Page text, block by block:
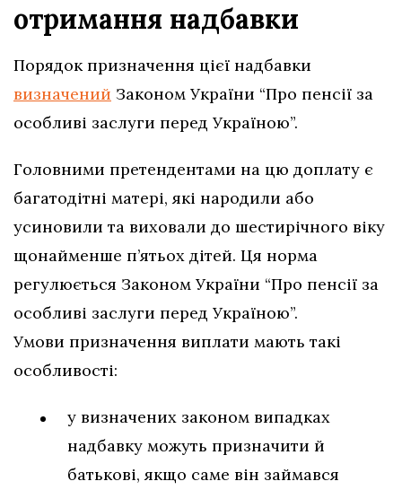
отримання надбавки
Порядок призначення цієї надбавки
визначений Законом України “Про пенсії за
особливі заслуги перед Україною”.
Головними претендентами на цю доплату є
багатодітні матері, які народили або
усиновили та виховали до шестирічного віку
щонайменше п’ятьох дітей. Ця норма
регулюється Законом України “Про пенсії за
особливі заслуги перед Україною”.
Умови призначення виплати мають такі
особливості:
у визначених законом випадках
надбавку можуть призначити й
батькові, якщо саме він займався